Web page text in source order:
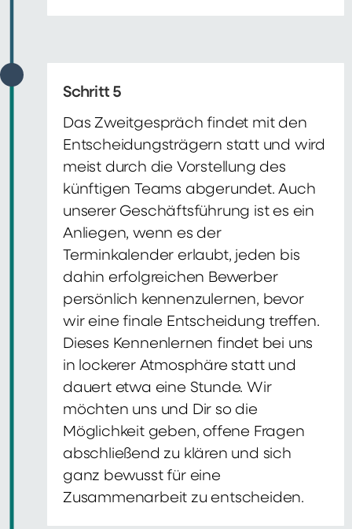
Schritt 5
Das Zweitgespräch findet mit den
Entscheidungsträgern statt und wird
meist durch die Vorstellung des
künftigen Teams abgerundet. Auch
unserer Geschäftsführung ist es ein
Anliegen, wenn es der
Terminkalender erlaubt, jeden bis
dahin erfolgreichen Bewerber
persönlich kennenzulernen, bevor
wir eine finale Entscheidung treffen.
Dieses Kennenlernen findet bei uns
in lockerer Atmosphäre statt und
dauert etwa eine Stunde. Wir
möchten uns und Dir so die
Möglichkeit geben, offene Fragen
abschließend zu klären und sich
ganz bewusst für eine
Zusammenarbeit zu entscheiden.